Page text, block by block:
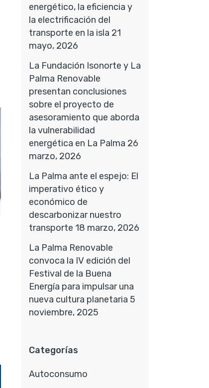
energético, la eficiencia y
la electrificación del
transporte en la isla 21
mayo, 2026
La Fundación Isonorte y La
Palma Renovable
presentan conclusiones
sobre el proyecto de
asesoramiento que aborda
la vulnerabilidad
energética en La Palma 26
marzo, 2026
La Palma ante el espejo: El
imperativo ético y
económico de
descarbonizar nuestro
transporte 18 marzo, 2026
La Palma Renovable
convoca la IV edición del
Festival de la Buena
Energía para impulsar una
nueva cultura planetaria 5
noviembre, 2025
Categorías
Autoconsumo